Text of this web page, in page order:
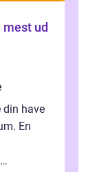
din have
En